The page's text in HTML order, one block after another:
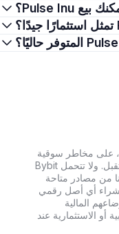
تنطوي الاستثمارات في العملات الرقمية، بما في ذلك شراء وغيرها من الأصول الرقمية على Bybit، على مخاطر سوقية
كبيرة. وإذا لم يكن الأصل الرقمي الذي تبحث عنه متاحًا حاليًا على Bybit، فقد يصبح متاحًا في المستقبل. ولا تتحمل Bybit
من مصادر متاحة
لشراء أي أصل رقمي
المالية
أو الاستثمارية عند